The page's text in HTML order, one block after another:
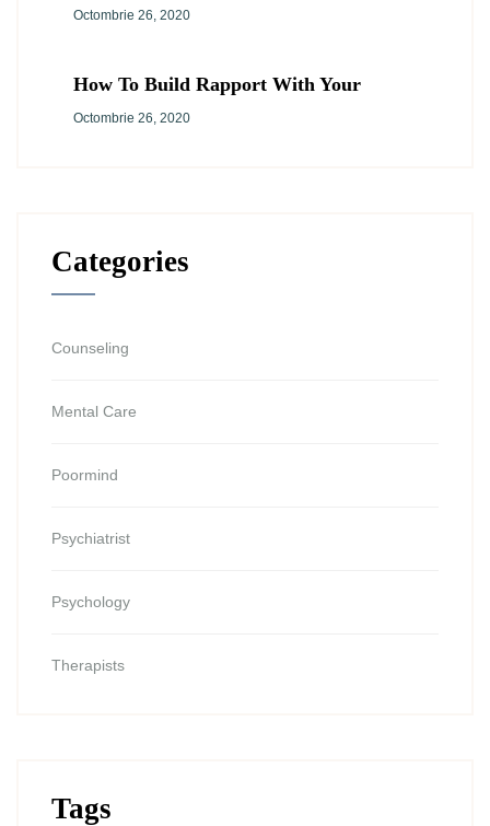
Octombrie 26, 2020
How To Build Rapport With Your
Octombrie 26, 2020
Categories
Counseling
Mental Care
Poormind
Psychiatrist
Psychology
Therapists
Tags